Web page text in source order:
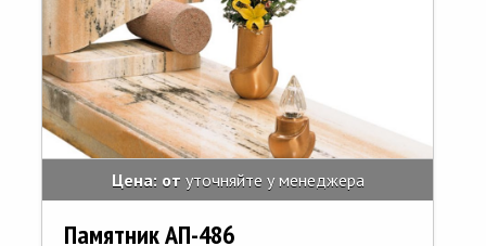
Цена: от уточняйте у менеджера
Памятник АП-486